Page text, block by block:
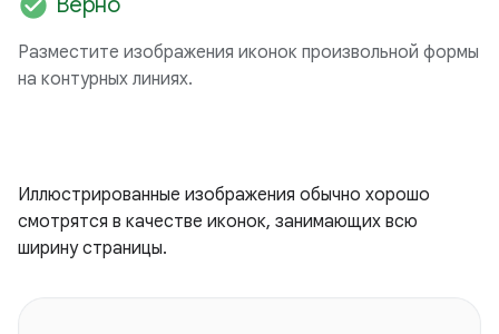
Разместите изображения иконок произвольной формы
на контурных линиях.
Иллюстрированные изображения обычно хорошо
смотрятся в качестве иконок, занимающих всю
ширину страницы.